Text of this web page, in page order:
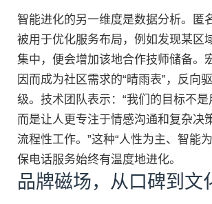
智能进化的另一维度是数据分析。匿
被用于优化服务布局，例如发现某区
集中，便会增加该地合作技师储备。
因而成为社区需求的“晴雨表”，反向
级。技术团队表示：“我们的目标不是
而是让人更专注于情感沟通和复杂决
流程性工作。”这种“人性为主、智能
保电话服务始终有温度地进化。
品牌磁场，从口碑到文